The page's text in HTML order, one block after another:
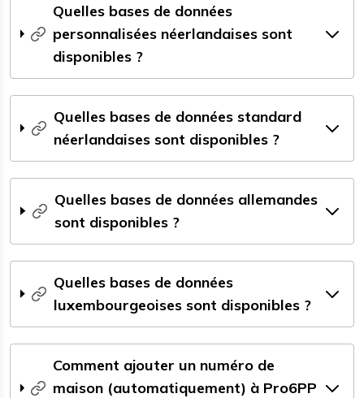
Quelles bases de données
personnalisées néerlandaises sont
disponibles ?
Quelles bases de données standard
néerlandaises sont disponibles ?
Quelles bases de données allemandes
sont disponibles ?
Quelles bases de données
luxembourgeoises sont disponibles ?
Comment ajouter un numéro de
maison (automatiquement) à Pro6PP